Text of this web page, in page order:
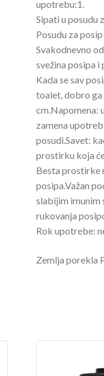
upotrebu:1.
Sipati u posudu
Posudu za
Svakodnevno
svežina posipa
Kada se sav
toalet, dobro ga
cm.Napomena:
zamena
posudi.Savet:
prostirku koja
Besta prostirke
posipa.Važan
slabijim imunim
rukovanja
Rok upotrebe:
Zemlja porekla